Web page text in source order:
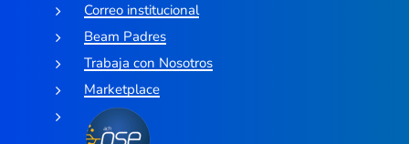
Correo institucional
Beam Padres
Trabaja con Nosotros
Marketplace